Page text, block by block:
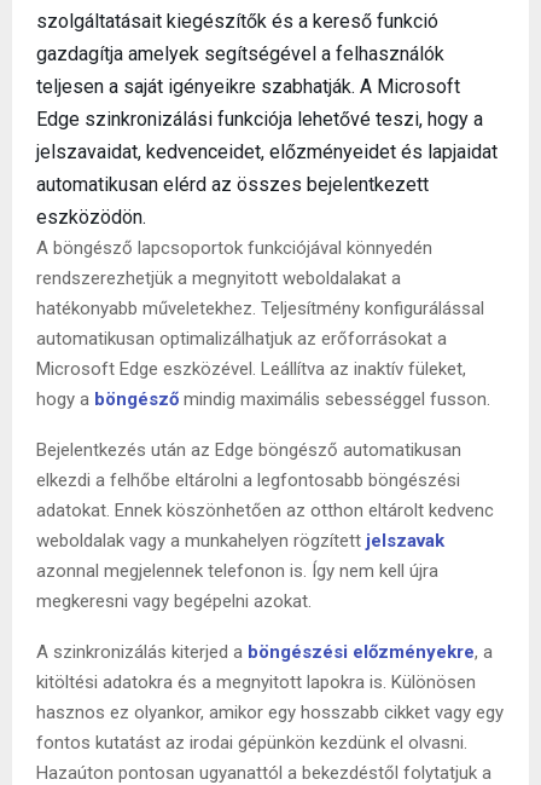
szolgáltatásait kiegészítők és a kereső funkció
gazdagítja amelyek segítségével a felhasználók
teljesen a saját igényeikre szabhatják. A Microsoft
Edge szinkronizálási funkciója lehetővé teszi, hogy a
jelszavaidat, kedvenceidet, előzményeidet és lapjaidat
automatikusan elérd az összes bejelentkezett
eszközödön.
A böngésző lapcsoportok funkciójával könnyedén
rendszerezhetjük a megnyitott weboldalakat a
hatékonyabb műveletekhez. Teljesítmény konfigurálással
automatikusan optimalizálhatjuk az erőforrásokat a
Microsoft Edge eszközével. Leállítva az inaktív füleket,
hogy a böngésző mindig maximális sebességgel fusson.
Bejelentkezés után az Edge böngésző automatikusan
elkezdi a felhőbe eltárolni a legfontosabb böngészési
adatokat. Ennek köszönhetően az otthon eltárolt kedvenc
weboldalak vagy a munkahelyen rögzített jelszavak
azonnal megjelennek telefonon is. Így nem kell újra
megkeresni vagy begépelni azokat.
A szinkronizálás kiterjed a böngészési előzményekre, a
kitöltési adatokra és a megnyitott lapokra is. Különösen
hasznos ez olyankor, amikor egy hosszabb cikket vagy egy
fontos kutatást az irodai gépünkön kezdünk el olvasni.
Hazaúton pontosan ugyanattól a bekezdéstől folytatjuk a